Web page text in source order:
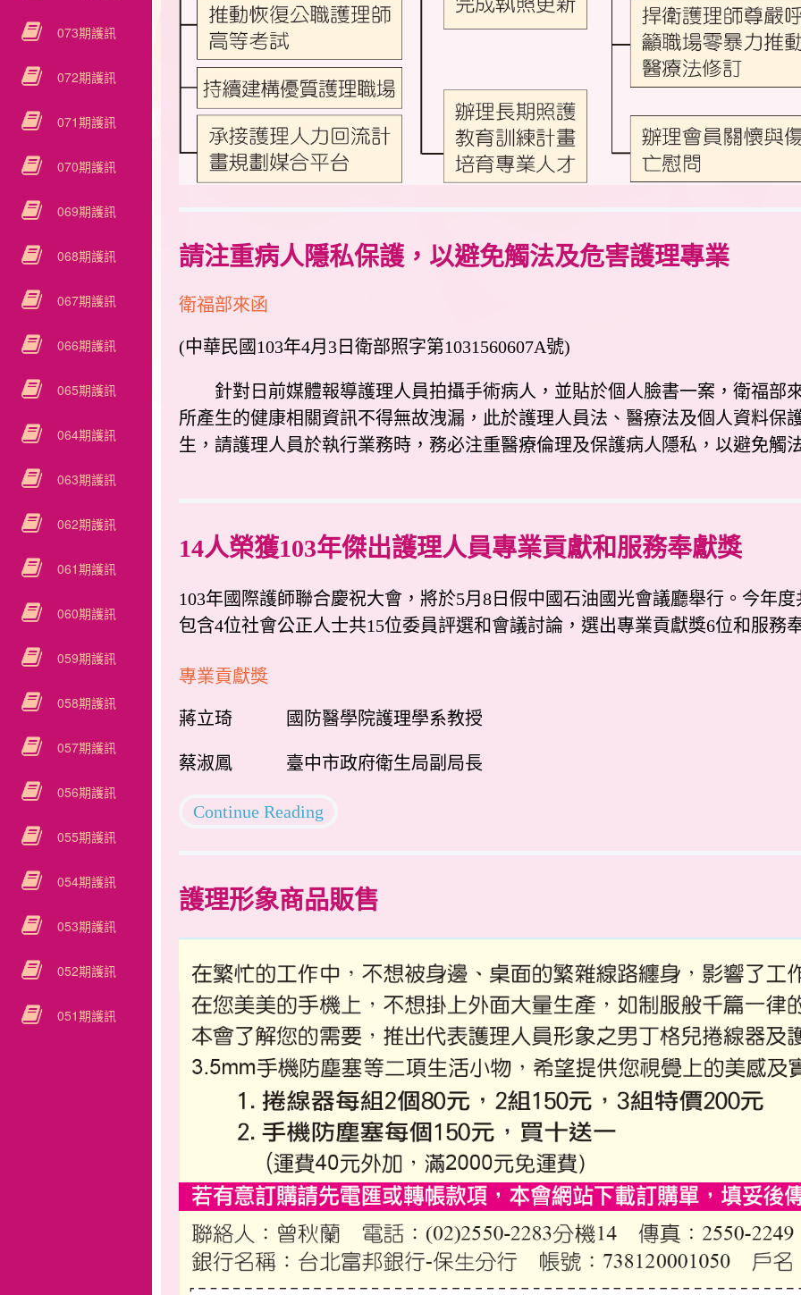
073期護訊
072期護訊
071期護訊
070期護訊
069期護訊
068期護訊
067期護訊
066期護訊
065期護訊
064期護訊
063期護訊
062期護訊
061期護訊
060期護訊
059期護訊
058期護訊
057期護訊
056期護訊
055期護訊
054期護訊
053期護訊
052期護訊
051期護訊
請注重病人隱私保護，以避免觸法及危害護理專業
衛福部來函
(中華民國103年4月3日衛部照字第1031560607A號)
針對日前媒體報導護理人員拍攝手術病人，並貼於個人臉書一案，衛福部
所產生的健康相關資訊不得無故洩漏，此於護理人員法、醫療法及個人資料保
生，請護理人員於執行業務時，務必注重醫療倫理及保護病人隱私，以避免觸
14人榮獲103年傑出護理人員專業貢獻和服務奉獻獎
103年國際護師聯合慶祝大會，將於5月8日假中國石油國光會議廳舉行。今年
包含4位社會公正人士共15位委員評選和會議討論，選出專業貢獻獎6位和服務
專業貢獻獎
蔣立琦 國防醫學院護理學系教授
蔡淑鳳 臺中市政府衛生局副局長
Continue Reading
護理形象商品販售